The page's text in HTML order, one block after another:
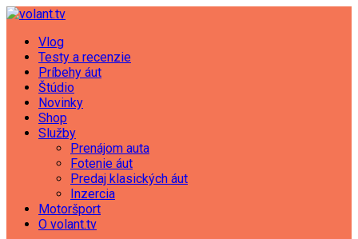
Vlog
Testy a recenzie
Príbehy áut
Štúdio
Novinky
Shop
Služby
Prenájom auta
Fotenie áut
Predaj klasických áut
Inzercia
Motoršport
O volant.tv